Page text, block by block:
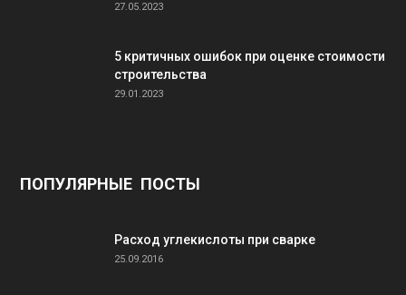
27.05.2023
5 критичных ошибок при оценке стоимости
строительства
29.01.2023
ПОПУЛЯРНЫЕ ПОСТЫ
Расход углекислоты при сварке
25.09.2016